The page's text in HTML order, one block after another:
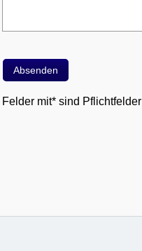
Felder mit* sind Pflichtfelder